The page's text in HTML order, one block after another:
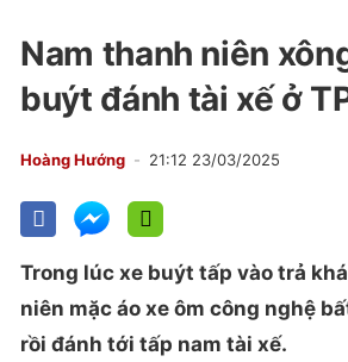
Nam thanh niên
buýt đánh tài xế ở
Hoàng Hướng 21:12 23/03/2025
Trong lúc xe buýt tấp vào trả
niên mặc áo xe ôm công nghệ
rồi đánh tới tấp nam tài xế.